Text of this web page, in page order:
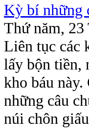
Kỳ bí những
Thứ năm, 23
Liên tục các
lấy bộn tiền,
kho báu này.
những câu
núi chôn